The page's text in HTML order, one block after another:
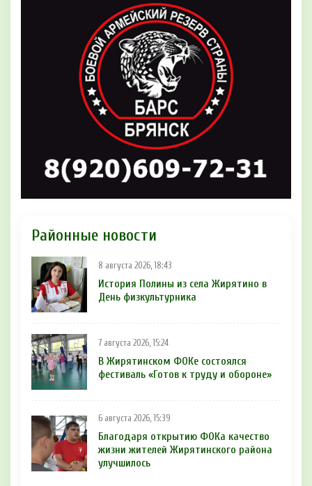
Районные новости
8 августа 2026, 18:43
История Полины из села Жирятино в
День физкультурника
7 августа 2026, 15:24
В Жирятинском ФОКе состоялся
фестиваль «Готов к труду и обороне»
6 августа 2026, 15:39
Благодаря открытию ФОКа качество
жизни жителей Жирятинского района
улучшилось